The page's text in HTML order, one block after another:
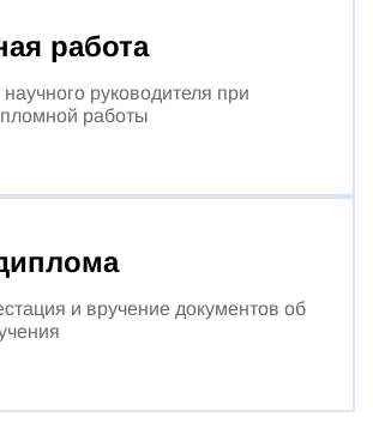
работа
руководителя при
работы
и вручение документов об